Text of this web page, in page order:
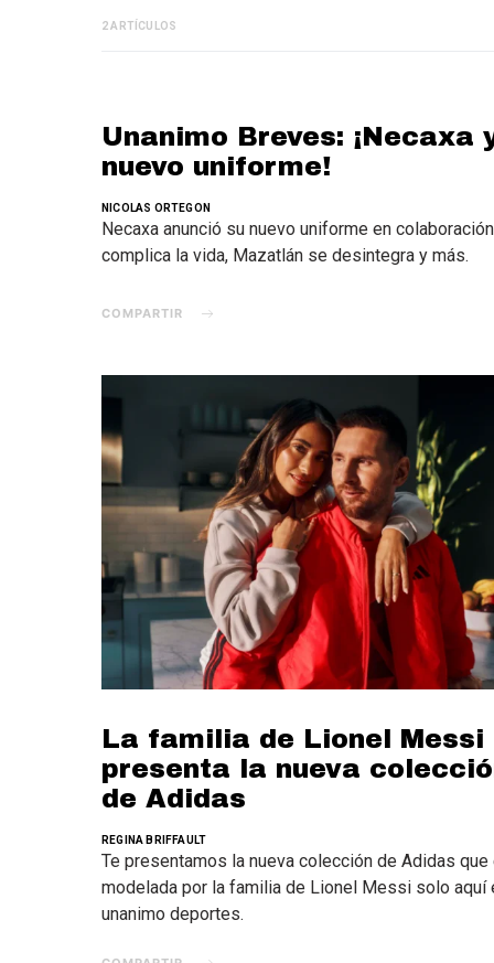
2 ARTÍCULOS
Unanimo Breves:
nuevo uniforme!
NICOLAS ORTEGON
Necaxa anunció su nuevo uniforme en
complica la vida, Mazatlán se desintegra y más.
COMPARTIR
La familia de Lionel Messi
presenta la nueva
de Adidas
REGINA BRIFFAULT
Te presentamos la nueva colección de Adidas que
modelada por la familia de Lionel Messi solo aquí
unanimo deportes.